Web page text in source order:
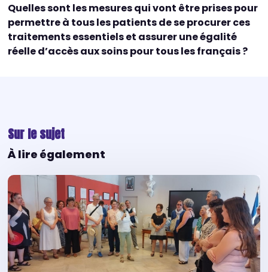
Quelles sont les mesures qui vont être prises pour
permettre à tous les patients de se procurer ces
traitements essentiels et assurer une égalité
réelle d’accès aux soins pour tous les français ?
Sur le sujet
À lire également